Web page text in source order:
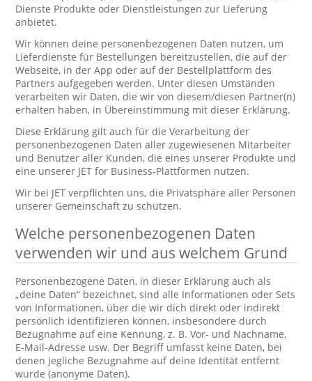
Dienste Produkte oder Dienstleistungen zur Lieferung
anbietet.
Wir können deine personenbezogenen Daten nutzen, um
Lieferdienste für Bestellungen bereitzustellen, die auf der
Webseite, in der App oder auf der Bestellplattform des
Partners aufgegeben werden. Unter diesen Umständen
verarbeiten wir Daten, die wir von diesem/diesen Partner(n)
erhalten haben, in Übereinstimmung mit dieser Erklärung.
Diese Erklärung gilt auch für die Verarbeitung der
personenbezogenen Daten aller zugewiesenen Mitarbeiter
und Benutzer aller Kunden, die eines unserer Produkte und
eine unserer JET for Business-Plattformen nutzen.
Wir bei JET verpflichten uns, die Privatsphäre aller Personen
unserer Gemeinschaft zu schützen.
Welche personenbezogenen Daten
verwenden wir und aus welchem Grund
Personenbezogene Daten, in dieser Erklärung auch als
„deine Daten“ bezeichnet, sind alle Informationen oder Sets
von Informationen, über die wir dich direkt oder indirekt
persönlich identifizieren können, insbesondere durch
Bezugnahme auf eine Kennung, z. B. Vor- und Nachname,
E-Mail-Adresse usw. Der Begriff umfasst keine Daten, bei
denen jegliche Bezugnahme auf deine Identität entfernt
wurde (anonyme Daten).